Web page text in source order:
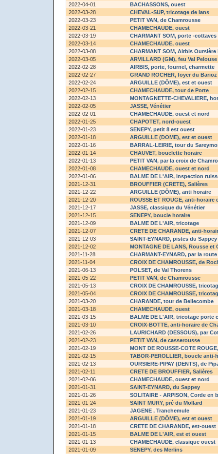
2022-04-01
BACHASSONS, ouest
2022-03-28
CHEVAL-SUP, tricotage de lans
2022-03-23
PETIT VAN, de Chamrousse
2022-03-21
CHAMECHAUDE, ouest
2022-03-19
CHARMANT SOM, porte -cottaves
2022-03-14
CHAMECHAUDE, ouest
2022-03-08
CHARMANT SOM, Airbis Oursière
2022-03-05
ARVILLARD (GM), feu Val Pelouse
2022-02-28
AIRBIS, porte, fournel, charmette
2022-02-27
GRAND ROCHER, foyer du Barioz
2022-02-24
ARGUILLE (DÔME), est et ouest
2022-02-15
CHAMECHAUDE, tour de Porte
2022-02-13
MONTAGNETTE-CHEVALIERE,
2022-02-05
JASSE, Vénétier
2022-02-01
CHAMECHAUDE, ouest et nord
2022-01-25
CHAPOTET, nord-ouest
2022-01-23
SENEPY, petit 8 est ouest
2022-01-18
ARGUILLE (DOME), est et ouest
2022-01-16
BARRAL-LEIRIE, tour du
2022-01-14
CHAUVET, bouclette horaire
2022-01-13
PETIT VAN, par la croix de
2022-01-08
CHAMECHAUDE, ouest et nord
2022-01-06
BALME DE L'AIR, inspection
2021-12-31
BROUFFIER (CRETE), Salières
2021-12-22
ARGUILLE (DÔME), anti horaire
2021-12-20
ROUSSE ET ROUGE, anti-horaire
2021-12-17
JASSE, classique du Vénétier
2021-12-15
SENEPY, boucle horaire
2021-12-09
BALME DE L'AIR, tricotage
2021-12-07
CRETE DE CHARANDE, anti-
2021-12-03
SAINT-EYNARD, pistes du Sappey
2021-12-02
MONTAGNE DE LANS, Rousse et
2021-11-28
CHARMANT-EYNARD, par la
2021-11-04
CROIX DE CHAMROUSSE, de
2021-06-13
POLSET, de Val Thorens
2021-05-22
PETIT VAN, de Chamrousse
2021-05-13
CROIX DE CHAMROUSSE,
2021-05-04
CROIX DE CHAMROUSSE,
2021-03-20
CHARANDE, tour de Bellecombe
2021-03-18
CHAMECHAUDE, ouest
2021-03-15
BALME DE L'AIR, tricotage porte
2021-03-10
CROIX-BOTTE, anti-horaire de
2021-02-26
LAURICHARD (DESSOUS), par
2021-02-23
PETIT VAN, de casserousse
2021-02-19
MONT DE ROUSSE-COTE ROUGE
2021-02-15
TABOR-PEROLLIER, boucle anti-
2021-02-13
OURSIERE-PIPAY (DENTS), de
2021-02-11
CRETE DE BROUFFIER, Salières
2021-02-06
CHAMECHAUDE, ouest et nord
2021-01-31
SAINT-EYNARD, du Sappey
2021-01-26
SOLITAIRE - ARPISON, Corde en
2021-01-24
SAINT MURY, pré du Mollard
2021-01-23
JAGENE , Tranchemule
2021-01-19
ARGUILLE (DÔME), est et ouest
2021-01-18
CRETE DE CHARANDE, est-ouest
2021-01-15
BALME DE L'AIR, est et ouest
2021-01-13
CHAMECHAUDE, classique ouest
2021-01-09
SENEPY, des Merlins